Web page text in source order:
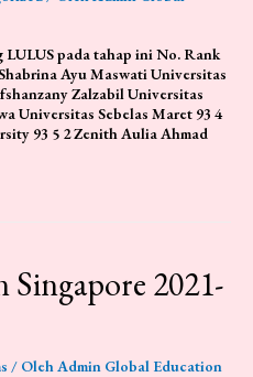
pada tahap ini No. Rank
Ayu Maswati Universitas
Zalzabil Universitas
Universitas Sebelas Maret 93 4
93 5 2 Zenith Aulia Ahmad
2021-
/ OlehAdmin Global Education